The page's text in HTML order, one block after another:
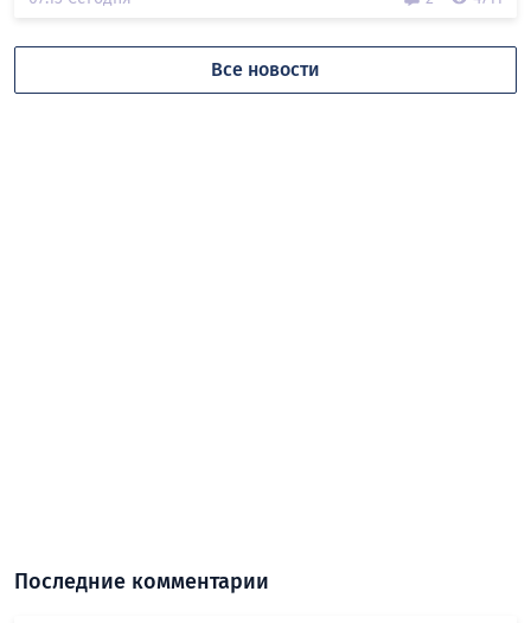
Все новости
Последние комментарии